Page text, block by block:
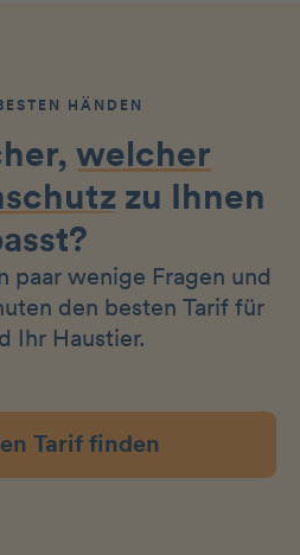
HÄNDEN
welcher
zu Ihnen
paar wenige Fragen und
den besten Tarif für
Ihr Haustier.
Tarif finden